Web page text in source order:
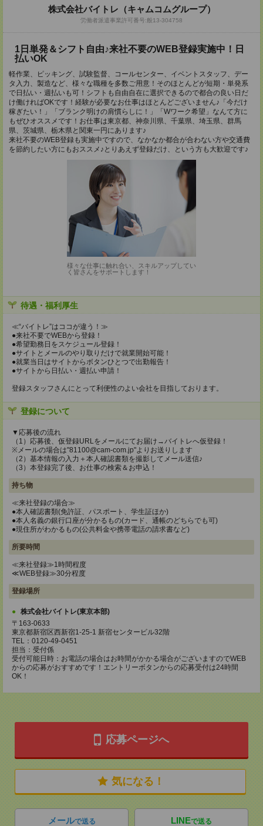
株式会社バイトレ（キャムコムグループ）
労働者派遣事業許可番号:般13-304758
1日単発＆シフト自由♪来社不要のWEB登録実施中！日
払いOK
軽作業、ピッキング、試験監督、コールセンター、イベントスタッフ、デー
タ入力、製造など、様々な職種を多数ご用意！そのほとんどが短期・単発系
で日払い・週払いも可！シフトも自由自在に選択できるので都合の良い日だ
け働ければOKです！経験が必要なお仕事はほとんどございません♪「今だけ
稼ぎたい！」「ブランク明けの肩慣らしに！」「Wワーク希望」なんて方に
もぜひオススメです！お仕事は東京都、神奈川県、千葉県、埼玉県、群馬
県、茨城県、栃木県と関東一円にあります♪
来社不要のWEB登録も実施中ですので、なかなか都合が合わない方や交通費
を節約したい方にもおススメ♪とりあえず登録だけ、という方も大歓迎です♪
様々な仕事に触れ合い、スキルアップしてい
く皆さんをサポートします！
待遇・福利厚生
≪“バイトレ”はココが違う！≫
●来社不要でWEBから登録！
●希望勤務日をスケジュール登録！
●サイトとメールのやり取りだけで就業開始可能！
●就業当日はサイトからボタンひとつで出勤報告！
●サイトから日払い・週払い申請！
登録スタッフさんにとって利便性のよい会社を目指しております。
登録について
▼応募後の流れ
（1）応募後、仮登録URLをメールにてお届け→バイトレへ仮登録！
※メールの場合は"81100@cam-com.jp"よりお送りします
（2）基本情報の入力＋本人確認書類を撮影してメール送信♪
（3）本登録完了後、お仕事の検索＆お申込！
持ち物
≪来社登録の場合≫
●本人確認書類(免許証、パスポート、学生証ほか)
●本人名義の銀行口座が分かるもの(カード、通帳のどちらでも可)
●現住所がわかるもの(公共料金や携帯電話の請求書など)
所要時間
≪来社登録≫1時間程度
≪WEB登録≫30分程度
登録場所
株式会社バイトレ(東京本部)
〒163-0633
東京都新宿区西新宿1-25-1 新宿センタービル32階
TEL：0120-49-0451
担当：受付係
受付可能日時：お電話の場合はお時間がかかる場合がございますのでWEB
からの応募がおすすめです！エントリーボタンからの応募受付は24時間
OK！
応募ページへ
気になる！
メールで送る LINEで送る